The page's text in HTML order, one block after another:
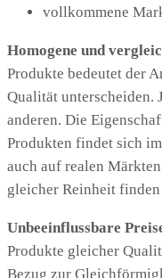
vollkommene
Homogene und
Produkte bedeutet der
Qualität unterscheiden.
anderen. Die
Produkten findet sich
auch auf realen
gleicher Reinheit
Unbeeinflussbare
Produkte gleicher
Bezug zur